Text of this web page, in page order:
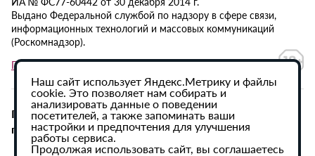
Выдано Федеральной службой по надзору в сфере связи,
информационных технологий и массовых коммуникаций
(Роскомнадзор).
Политика в отношении обработки персональных данных
При использовании материалов сайта активная
гиперссылка на ИА «Регион 64» обязательна.
Наш сайт использует Яндекс.Метрику и файлы
cookie. Это позволяет нам собирать и
анализировать данные о поведении
посетителей, а также запоминать ваши
настройки и предпочтения для улучшения
работы сервиса.
Продолжая использовать сайт, вы соглашаетесь